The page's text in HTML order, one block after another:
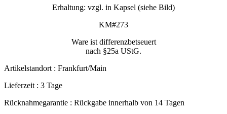
Erhaltung: vzgl. in Kapsel (siehe Bild)
KM#273
Ware ist differenzbetseuert
nach §25a UStG.
Artikelstandort : Frankfurt/Main
Lieferzeit : 3 Tage
Rücknahmegarantie : Rückgabe innerhalb von 14 Tagen